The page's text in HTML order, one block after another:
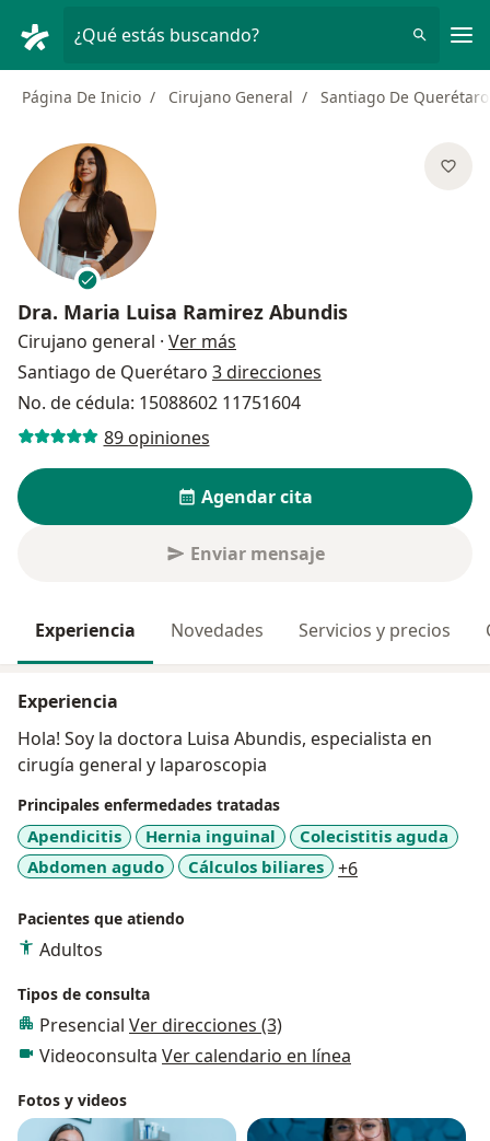
¿Qué estás buscando?
Página De Inicio Cirujano General Santiago De Querétaro
Dra. Maria Luisa Ramirez Abundis
Cirujano general · Ver más
Santiago de Querétaro 3 direcciones
No. de cédula: 15088602 11751604
89 opiniones
Agendar cita
Enviar mensaje
Experiencia Novedades Servicios y precios
Experiencia
Hola! Soy la doctora Luisa Abundis, especialista en
cirugía general y laparoscopia
Principales enfermedades tratadas
Apendicitis Hernia inguinal
Colecistitis aguda
Abdomen agudo
Cálculos biliares +6
Pacientes que atiendo
Adultos
Tipos de consulta
Presencial Ver direcciones (3)
Videoconsulta Ver calendario en línea
Fotos y videos